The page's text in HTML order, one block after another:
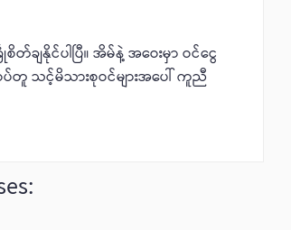
င်ပါပြီ။ အိမ်နဲ့ အဝေးမှာ ဝင်ငွေ
သင့်မိသားစုဝင်များအပေါ် ကူညီ